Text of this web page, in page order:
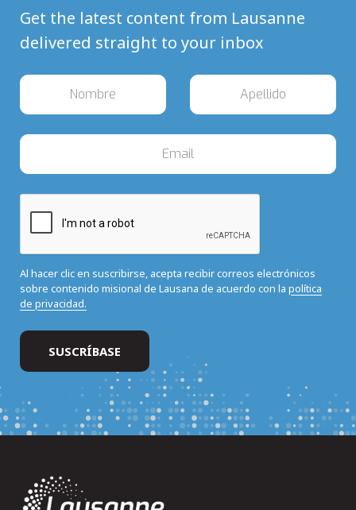
Get the latest content from Lausanne
delivered straight to your inbox
Al hacer clic en suscribirse, acepta recibir correos electrónicos
sobre contenido misional de Lausana de acuerdo con la política
de privacidad.